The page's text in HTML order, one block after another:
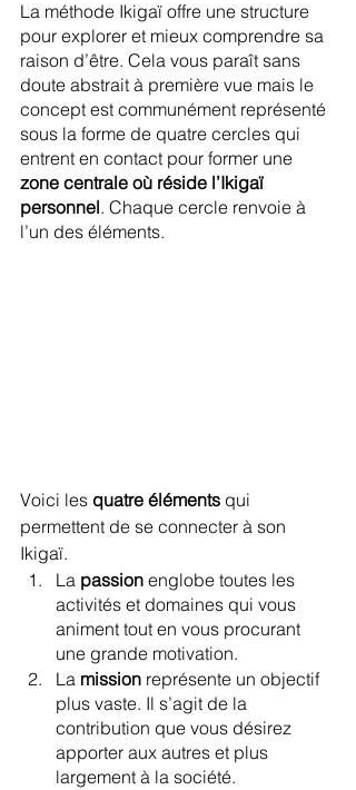
La méthode Ikigaï offre une structure
pour explorer et mieux comprendre sa
raison d’être. Cela vous paraît sans
doute abstrait à première vue mais le
concept est communément représenté
sous la forme de quatre cercles qui
entrent en contact pour former une
zone centrale où réside l’Ikigaï
personnel. Chaque cercle renvoie à
l’un des éléments.
Voici les quatre éléments qui
permettent de se connecter à son
Ikigaï.
La passion englobe toutes les
activités et domaines qui vous
animent tout en vous procurant
une grande motivation.
La mission représente un objectif
plus vaste. Il s’agit de la
contribution que vous désirez
apporter aux autres et plus
largement à la société.